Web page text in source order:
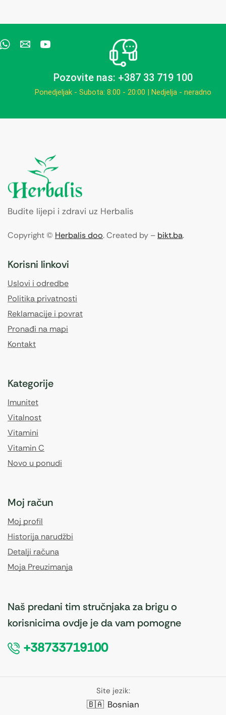
Pozovite nas: +387 33 719 100
Ponedjeljak - Subota: 8:00 - 20:00 | Nedjelja - neradno
Budite lijepi i zdravi uz Herbalis
Copyright © Herbalis doo. Created by – bikt.ba.
Korisni linkovi
Uslovi i odredbe
Politika privatnosti
Reklamacije i povrat
Pronađi na mapi
Kontakt
Kategorije
Imunitet
Vitalnost
Vitamini
Vitamin C
Novo u ponudi
Moj račun
Moj profil
Historija narudžbi
Detalji računa
Moja Preuzimanja
Naš predani tim stručnjaka za brigu o
korisnicima ovdje je da vam pomogne
+38733719100
Site jezik:
🇧🇦 Bosnian